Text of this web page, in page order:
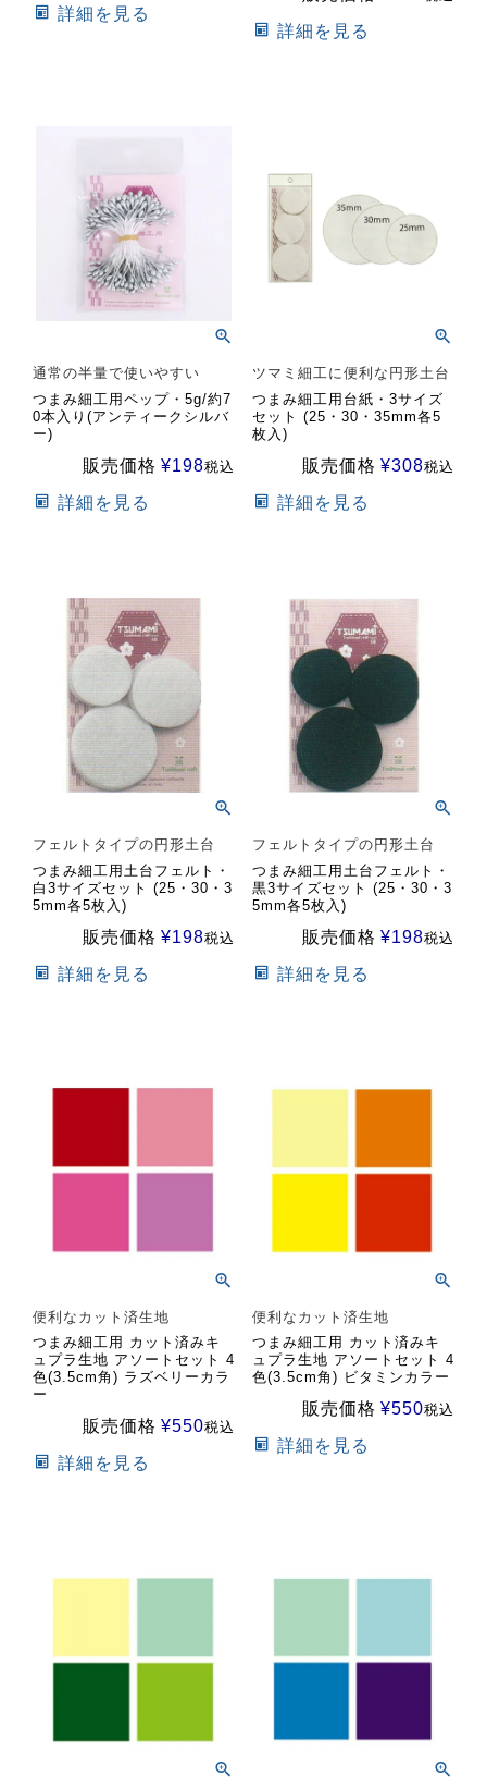
詳細を見る
詳細を見る
通常の半量で使いやすい
つまみ細工用ペップ・5g/約7
0本入り(アンティークシルバ
ー)
販売価格 ¥198税込
詳細を見る
ツマミ細工に便利な円形土台
つまみ細工用台紙・3サイズ
セット (25・30・35mm各5
枚入)
販売価格 ¥308税込
詳細を見る
フェルトタイプの円形土台
つまみ細工用土台フェルト・
白3サイズセット (25・30・3
5mm各5枚入)
販売価格 ¥198税込
詳細を見る
フェルトタイプの円形土台
つまみ細工用土台フェルト・
黒3サイズセット (25・30・3
5mm各5枚入)
販売価格 ¥198税込
詳細を見る
便利なカット済生地
つまみ細工用 カット済みキ
ュプラ生地 アソートセット 4
色(3.5cm角) ラズベリーカラ
ー
販売価格 ¥550税込
詳細を見る
便利なカット済生地
つまみ細工用 カット済みキ
ュプラ生地 アソートセット 4
色(3.5cm角) ビタミンカラー
販売価格 ¥550税込
詳細を見る